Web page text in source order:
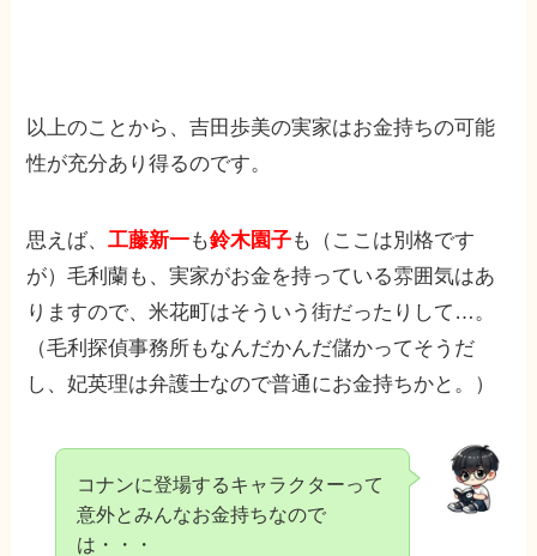
以上のことから、吉田歩美の実家はお金持ちの可能
性が充分あり得るのです。
思えば、工藤新一も鈴木園子も（ここは別格です
が）毛利蘭も、実家がお金を持っている雰囲気はあ
りますので、米花町はそういう街だったりして…。
（毛利探偵事務所もなんだかんだ儲かってそうだ
し、妃英理は弁護士なので普通にお金持ちかと。）
コナンに登場するキャラクターって
意外とみんなお金持ちなので
は・・・